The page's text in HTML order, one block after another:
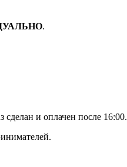
.
сделан и оплачен после 16:00.